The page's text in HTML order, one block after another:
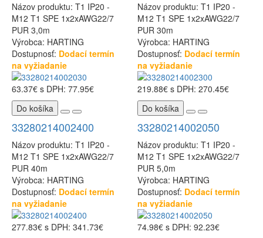
Názov produktu: T1 IP20 -
M12 T1 SPE 1x2xAWG22/7
PUR 3,0m
Výrobca: HARTING
Dostupnosť: Dodací termín
na vyžiadanie
63.37€ s DPH: 77.95€
Do košíka
Názov produktu: T1 IP20 -
M12 T1 SPE 1x2xAWG22/7
PUR 30m
Výrobca: HARTING
Dostupnosť: Dodací termín
na vyžiadanie
219.88€ s DPH: 270.45€
Do košíka
33280214002400
Názov produktu: T1 IP20 -
M12 T1 SPE 1x2xAWG22/7
PUR 40m
Výrobca: HARTING
Dostupnosť: Dodací termín
na vyžiadanie
277.83€ s DPH: 341.73€
33280214002050
Názov produktu: T1 IP20 -
M12 T1 SPE 1x2xAWG22/7
PUR 5,0m
Výrobca: HARTING
Dostupnosť: Dodací termín
na vyžiadanie
74.98€ s DPH: 92.23€